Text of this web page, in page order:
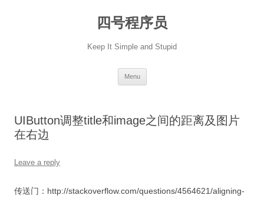
四号程序员
Keep It Simple and Stupid
Menu
UIButton调整title和image之间的距离及图片
在右边
Leave a reply
传送门：http://stackoverflow.com/questions/4564621/aligning-